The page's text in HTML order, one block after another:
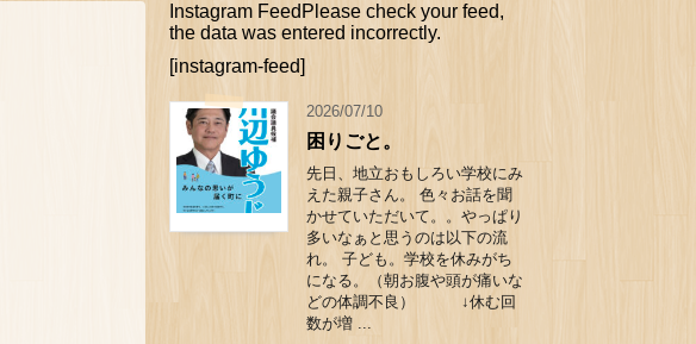
Instagram FeedPlease check your feed,
the data was entered incorrectly.
[instagram-feed]
2026/07/10
困りごと。
先日、地立おもしろい学校にみ
えた親子さん。 色々お話を聞
かせていただいて。。やっぱり
多いなぁと思うのは以下の流
れ。 子ども。学校を休みがち
になる。（朝お腹や頭が痛いな
どの体調不良） ↓休む回
数が増 ...